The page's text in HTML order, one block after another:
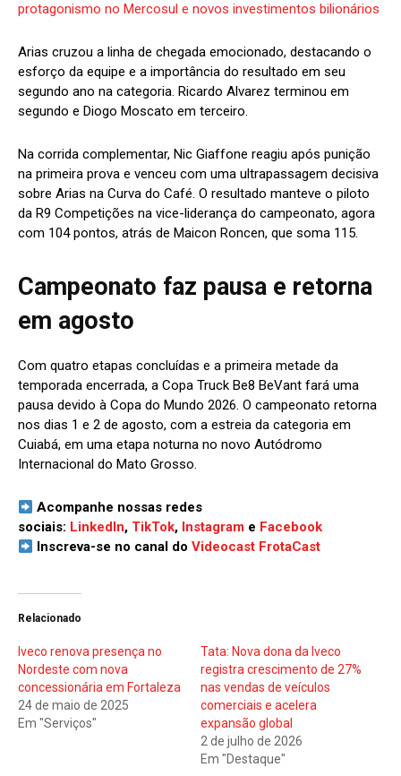
protagonismo no Mercosul e novos investimentos bilionários
Arias cruzou a linha de chegada emocionado, destacando o
esforço da equipe e a importância do resultado em seu
segundo ano na categoria. Ricardo Alvarez terminou em
segundo e Diogo Moscato em terceiro.
Na corrida complementar, Nic Giaffone reagiu após punição
na primeira prova e venceu com uma ultrapassagem decisiva
sobre Arias na Curva do Café. O resultado manteve o piloto
da R9 Competições na vice-liderança do campeonato, agora
com 104 pontos, atrás de Maicon Roncen, que soma 115.
Campeonato faz pausa e retorna
em agosto
Com quatro etapas concluídas e a primeira metade da
temporada encerrada, a Copa Truck Be8 BeVant fará uma
pausa devido à Copa do Mundo 2026. O campeonato retorna
nos dias 1 e 2 de agosto, com a estreia da categoria em
Cuiabá, em uma etapa noturna no novo Autódromo
Internacional do Mato Grosso.
Acompanhe nossas redes
sociais: LinkedIn, TikTok, Instagram e Facebook
Inscreva-se no canal doVideocast FrotaCast
Relacionado
Iveco renova presença no
Nordeste com nova
concessionária em Fortaleza
24 de maio de 2025
Em "Serviços"
Tata: Nova dona da Iveco
registra crescimento de 27%
nas vendas de veículos
comerciais e acelera
expansão global
2 de julho de 2026
Em "Destaque"